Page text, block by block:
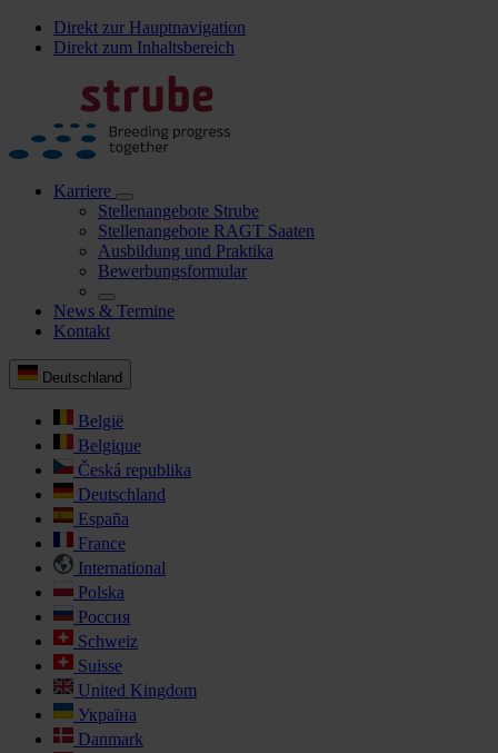
Direkt zur Hauptnavigation
Direkt zum Inhaltsbereich
Karriere
Stellenangebote Strube
Stellenangebote RAGT Saaten
Ausbildung und Praktika
Bewerbungsformular
News & Termine
Kontakt
Deutschland
België
Belgique
Česká republika
Deutschland
España
France
International
Polska
Россия
Schweiz
Suisse
United Kingdom
Україна
Danmark